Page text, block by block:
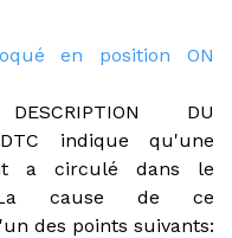
en position ON
DU
DTC indique qu'une
a circulé dans le
La cause de ce
des points suivants: